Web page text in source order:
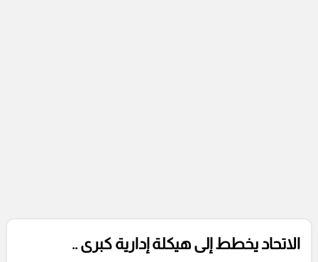
الاتحاد يخطط إلى هيكلة إدارية كبرى ..